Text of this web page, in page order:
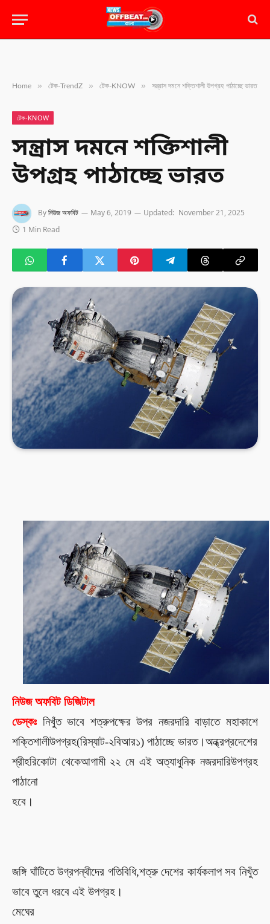
Home » টেক-TrendZ » টেক-KNOW » সন্ত্রাস দমনে শক্তিশালী উপগ্রহ পাঠাচ্ছে ভারত
টেক-KNOW
সন্ত্রাস দমনে শক্তিশালী
উপগ্রহ পাঠাচ্ছে ভারত
Byনিউজ অফবিট May 6, 2019 Updated: November 21, 2025
1 Min Read
নিউজ অফবিট ডিজিটাল
ডেস্কঃ নিখুঁত ভাবে শত্রুপক্ষের উপর নজরদারিবাড়াতে মহাকাশে
শক্তিশালীউপগ্রহ(রিস্যাট-২বিআর১) পাঠাচ্ছে ভারত।অন্ধ্রপ্রদেশের
শ্রীহরিকোটা থেকেআগামী ২২ মে এইঅত্যাধুনিক নজরদারিউপগ্রহ
পাঠানো
হবে।
জঙ্গি ঘাঁটিতে উগ্রপন্থীদের গতিবিধি,শত্রু দেশের কার্যকলাপ সব নিখুঁত
ভাবে তুলে ধরবে এই উপগ্রহ।
মেঘের